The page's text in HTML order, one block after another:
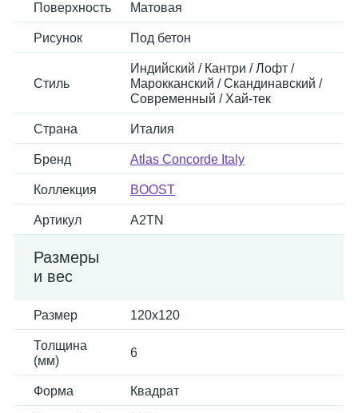
Поверхность Матовая
Рисунок Под бетон
Стиль
Индийский / Кантри / Лофт /
Марокканский / Скандинавский /
Современный / Хай-тек
Страна Италия
Бренд Atlas Concorde Italy
Коллекция BOOST
Артикул A2TN
Размеры
и вес
Размер 120x120
Толщина
(мм)
6
Форма Квадрат